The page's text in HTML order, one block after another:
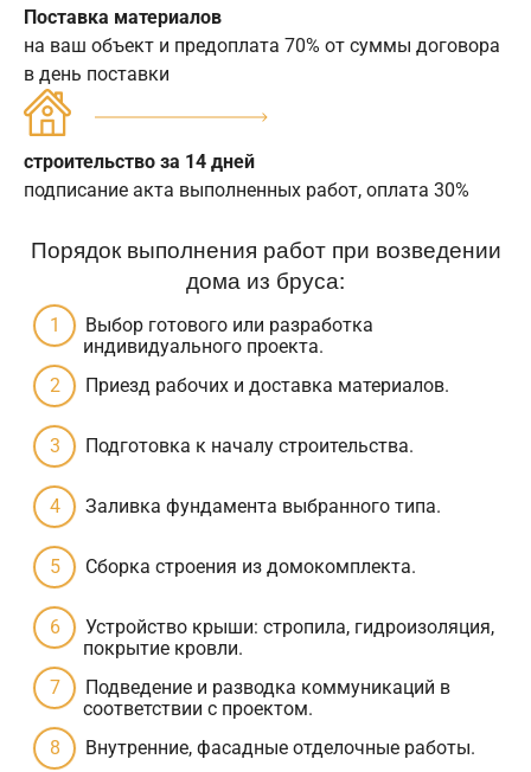
Поставка материалов
на ваш объект и предоплата 70% от суммы договора
в день поставки
строительство за 14 дней
подписание акта выполненных работ, оплата 30%
Порядок выполнения работ при возведении
дома из бруса:
Выбор готового или разработка
индивидуального проекта.
Приезд рабочих и доставка материалов.
Подготовка к началу строительства.
Заливка фундамента выбранного типа.
Сборка строения из домокомплекта.
Устройство крыши: стропила, гидроизоляция,
покрытие кровли.
Подведение и разводка коммуникаций в
соответствии с проектом.
Внутренние, фасадные отделочные работы.